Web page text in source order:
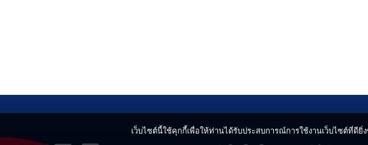
เว็บไซต์นี้ใช้คุกกี้เพื่อให้ท่านได้รับประสบการณ์การใช้งานเว็บไซต์ที่ดียิ่